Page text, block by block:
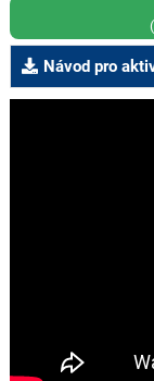
Návod pro